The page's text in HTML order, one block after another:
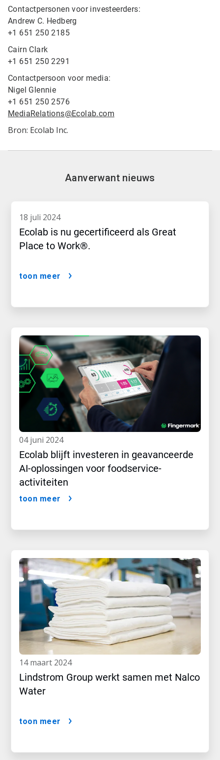
Contactpersonen voor investeerders:
Andrew C. Hedberg
+1 651 250 2185
Cairn Clark
+1 651 250 2291
Contactpersoon voor media:
Nigel Glennie
+1 651 250 2576
MediaRelations@Ecolab.com
Bron: Ecolab Inc.
Aanverwant nieuws
18 juli 2024
Ecolab is nu gecertificeerd als Great
Place to Work®.
toon meer
04 juni 2024
Ecolab blijft investeren in geavanceerde
AI-oplossingen voor foodservice-
activiteiten
toon meer
14 maart 2024
Lindstrom Group werkt samen met Nalco
Water
toon meer